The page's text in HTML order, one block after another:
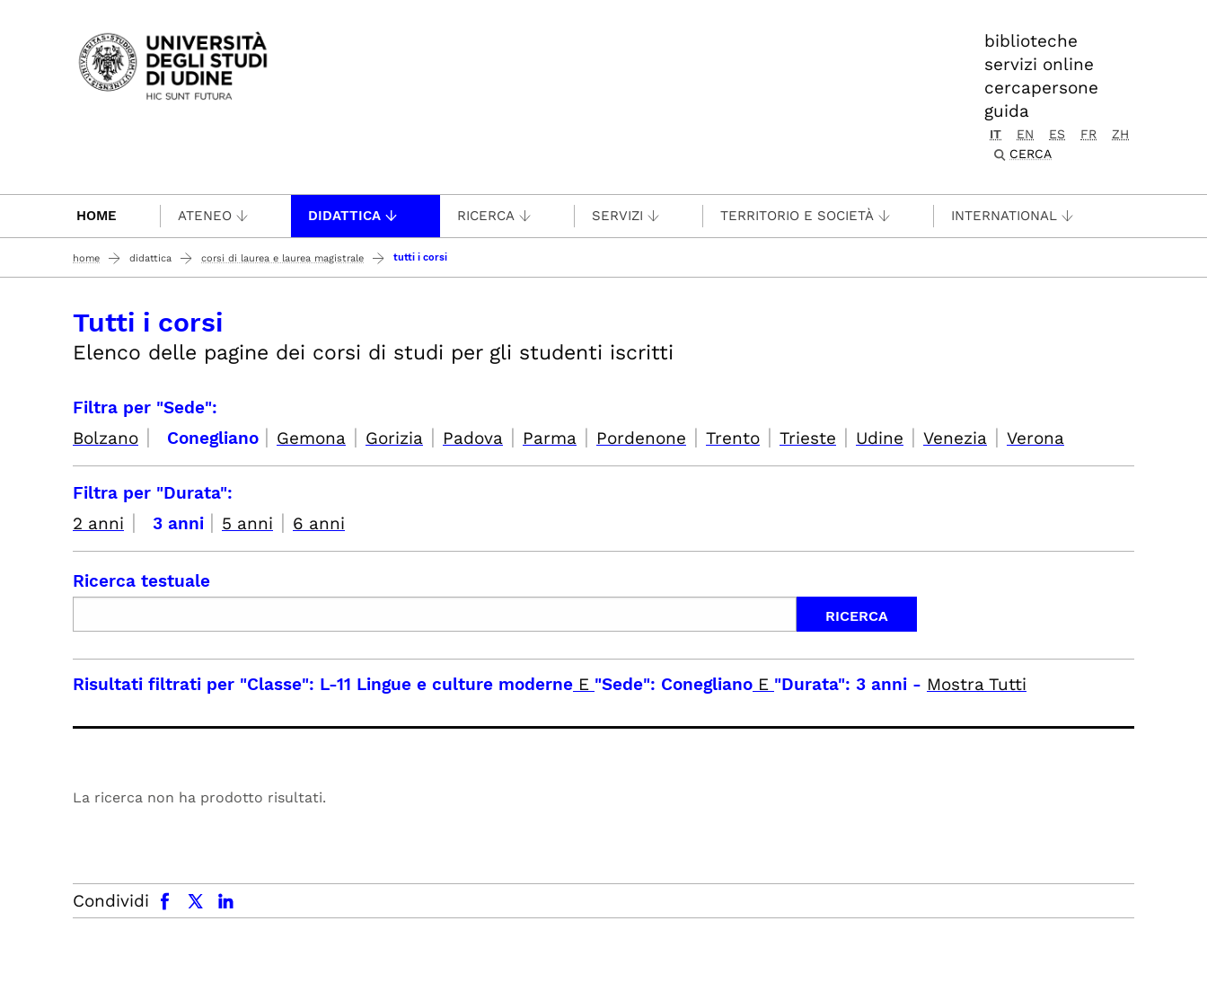
Passa al contenuto principale
biblioteche
servizi online
cercapersone
guida
IT EN ES FR
ZH
CERCA
HOME ATENEO DIDATTICA RICERCA SERVIZI TERRITORIO E SOCIETÀ INTERNATIONAL
home didattica corsi di laurea e laurea magistrale tutti i corsi
Tutti i corsi
Elenco delle pagine dei corsi di studi per gli studenti iscritti
Filtra per "Sede":
Bolzano | Conegliano | Gemona | Gorizia | Padova | Parma | Pordenone | Trento | Trieste | Udine | Venezia | Verona
Filtra per "Durata":
2 anni | 3 anni | 5 anni | 6 anni
Ricerca testuale
Risultati filtrati per "Classe": L-11 Lingue e culture moderne E "Sede": Conegliano E "Durata": 3 anni - Mostra Tutti
La ricerca non ha prodotto risultati.
Condividi
facebook x.com linkedin